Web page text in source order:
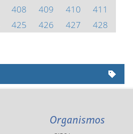
408 409 410
411
425 426 427
428
Organismos